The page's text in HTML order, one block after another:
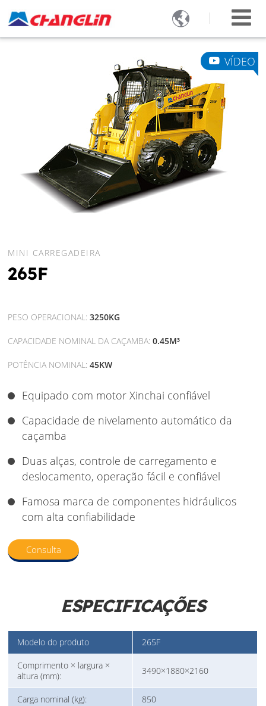

MINI CARREGADEIRA
265F
PESO OPERACIONAL:3250KG
CAPACIDADE NOMINAL DA CAÇAMBA:0.45M³
POTÊNCIA NOMINAL:45KW
Equipado com motor Xinchai confiável
Capacidade de nivelamento automático da
caçamba
Duas alças, controle de carregamento e
deslocamento, operação fácil e confiável
Famosa marca de componentes hidráulicos
com alta confiabilidade
Consulta
VÍDEO
ESPECIFICAÇÕES
Modelo do produto 265F
Comprimento × largura ×
altura (mm):
3490×1880×2160
Carga nominal (kg): 850